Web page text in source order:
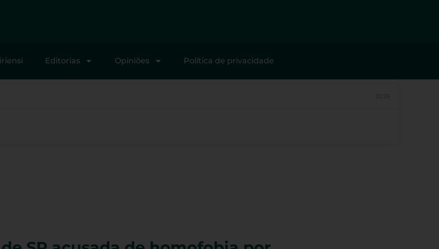
Editorias Opiniões Política de privacidade